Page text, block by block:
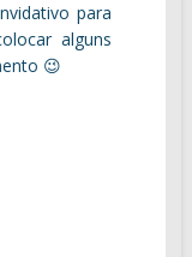
para
alguns
😉